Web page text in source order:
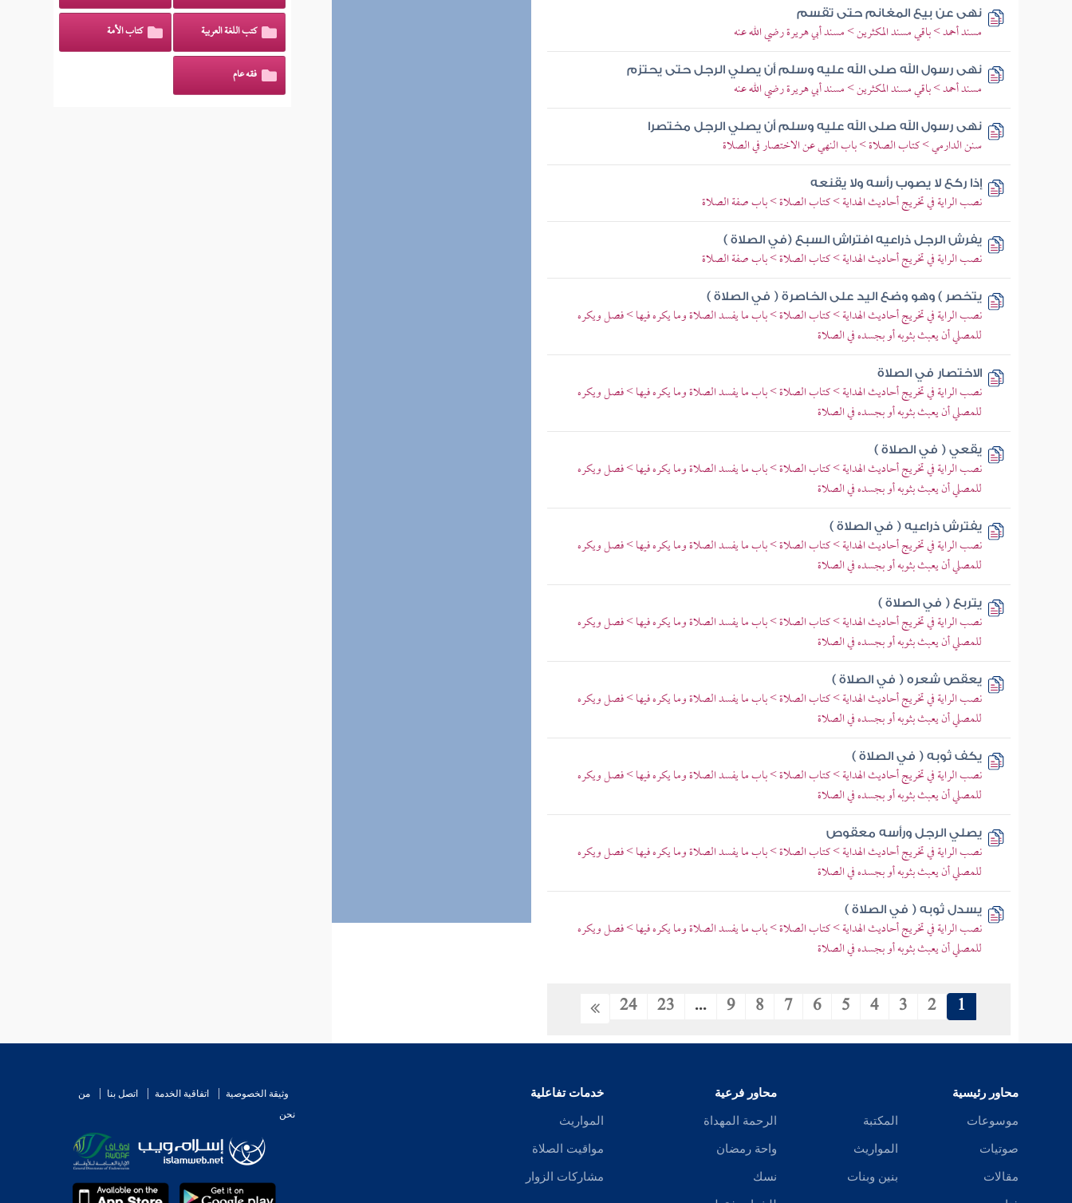
نهى عن بيع المغانم حتى تقسم
مسند أحمد > باقي مسند المكثرين > مسند أبي هريرة رضي الله عنه
نهى رسول الله صلى الله عليه وسلم أن يصلي الرجل حتى يحتزم
مسند أحمد > باقي مسند المكثرين > مسند أبي هريرة رضي الله عنه
نهى رسول الله صلى الله عليه وسلم أن يصلي الرجل مختصرا
سنن الدارمي > كتاب الصلاة > باب النهي عن الاختصار في الصلاة
إذا ركع لا يصوب رأسه ولا يقنعه
نصب الراية في تخريج أحاديث الهداية > كتاب الصلاة > باب صفة الصلاة
يفرش الرجل ذراعيه افتراش السبع (في الصلاة )
نصب الراية في تخريج أحاديث الهداية > كتاب الصلاة > باب صفة الصلاة
يتخصر ) وهو وضع اليد على الخاصرة ( في الصلاة )
نصب الراية في تخريج أحاديث الهداية > كتاب الصلاة > باب ما يفسد الصلاة وما يكره فيها > فصل ويكره
للمصلي أن يعبث بثوبه أو بجسده في الصلاة
الاختصار في الصلاة
نصب الراية في تخريج أحاديث الهداية > كتاب الصلاة > باب ما يفسد الصلاة وما يكره فيها > فصل ويكره
للمصلي أن يعبث بثوبه أو بجسده في الصلاة
يقعي ( في الصلاة )
نصب الراية في تخريج أحاديث الهداية > كتاب الصلاة > باب ما يفسد الصلاة وما يكره فيها > فصل ويكره
للمصلي أن يعبث بثوبه أو بجسده في الصلاة
يفترش ذراعيه ( في الصلاة )
نصب الراية في تخريج أحاديث الهداية > كتاب الصلاة > باب ما يفسد الصلاة وما يكره فيها > فصل ويكره
للمصلي أن يعبث بثوبه أو بجسده في الصلاة
يتربع ( في الصلاة )
نصب الراية في تخريج أحاديث الهداية > كتاب الصلاة > باب ما يفسد الصلاة وما يكره فيها > فصل ويكره
للمصلي أن يعبث بثوبه أو بجسده في الصلاة
يعقص شعره ( في الصلاة )
نصب الراية في تخريج أحاديث الهداية > كتاب الصلاة > باب ما يفسد الصلاة وما يكره فيها > فصل ويكره
للمصلي أن يعبث بثوبه أو بجسده في الصلاة
يكف ثوبه ( في الصلاة )
نصب الراية في تخريج أحاديث الهداية > كتاب الصلاة > باب ما يفسد الصلاة وما يكره فيها > فصل ويكره
للمصلي أن يعبث بثوبه أو بجسده في الصلاة
يصلي الرجل ورأسه معقوص
نصب الراية في تخريج أحاديث الهداية > كتاب الصلاة > باب ما يفسد الصلاة وما يكره فيها > فصل ويكره
للمصلي أن يعبث بثوبه أو بجسده في الصلاة
يسدل ثوبه ( في الصلاة )
نصب الراية في تخريج أحاديث الهداية > كتاب الصلاة > باب ما يفسد الصلاة وما يكره فيها > فصل ويكره
للمصلي أن يعبث بثوبه أو بجسده في الصلاة
1
2
3
4
5
6
7
8
9
...
23
24
كتب اللغة العربية كتاب الأمة
فقه عام
محاور رئيسية
موسوعات
صوتيات
مقالات
المكتبة
المواريث
بنين وبنات
محاور فرعية
الرحمة المهداة
واحة رمضان
نسك
خدمات تفاعلية
المواريث
مواقيت الصلاة
مشاركات الزوار
وثيقة الخصوصية اتفاقية الخدمة اتصل بنا
من
نحن